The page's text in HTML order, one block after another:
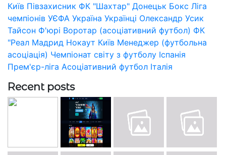
Київ Півзахисник ФК "Шахтар" Донецьк Бокс Ліга
чемпіонів УЄФА Україна Українці Олександр Усик
Тайсон Ф'юрі Воротар (асоціативний футбол) ФК
"Реал Мадрид Нокаут Київ Менеджер (футбольна
асоціація) Чемпіонат світу з футболу Іспанія
Прем'єр-ліга Асоціативний футбол Італія
Recent posts